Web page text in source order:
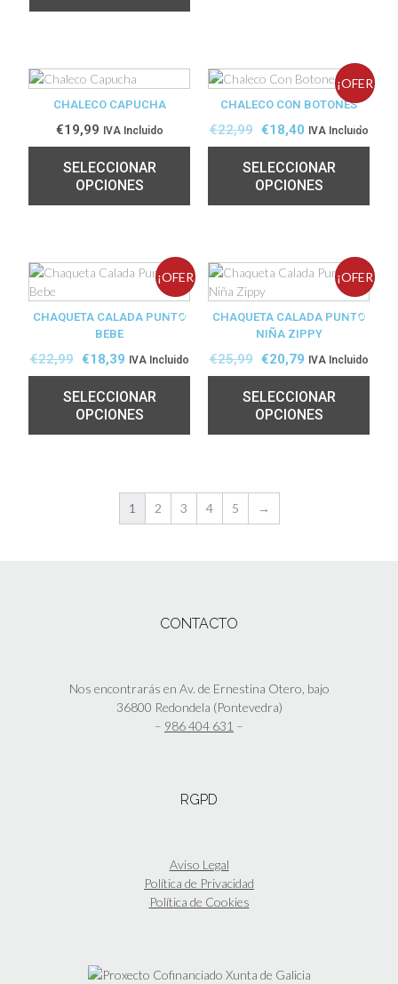
CHALECO CAPUCHA
€19,99 IVA Incluido
SELECCIONAR
OPCIONES
¡OFER
TA!
CHALECO CON BOTONES
€22,99 €18,40 IVA Incluido
SELECCIONAR
OPCIONES
¡OFER
TA!
CHAQUETA CALADA PUNTO
BEBE
€22,99 €18,39 IVA Incluido
SELECCIONAR
OPCIONES
¡OFER
TA!
CHAQUETA CALADA PUNTO
NIÑA ZIPPY
€25,99 €20,79 IVA Incluido
SELECCIONAR
OPCIONES
1 2 3 4 5 →
CONTACTO
Nos encontrarás en Av. de Ernestina Otero, bajo
36800 Redondela (Pontevedra)
– 986 404 631 –
RGPD
Aviso Legal
Política de Privacidad
Política de Cookies